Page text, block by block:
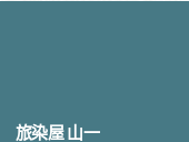
旅染屋 山一